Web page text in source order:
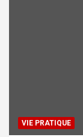
VIE PRATIQUE